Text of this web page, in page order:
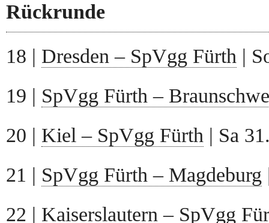
Rückrunde
18 | Dresden – SpVgg Fürth |
19 | SpVgg Fürth –
20 | Kiel – SpVgg Fürth | Sa
21 | SpVgg Fürth – Magdeburg
22 | Kaiserslautern – SpVgg